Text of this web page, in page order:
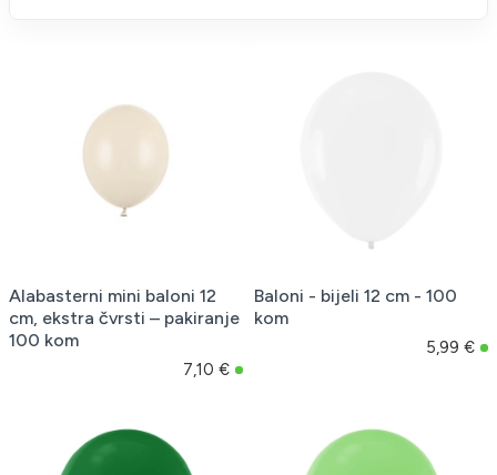
Alabasterni mini baloni 12
cm, ekstra čvrsti – pakiranje
100 kom
7,10 €
Baloni - bijeli 12 cm - 100
kom
5,99 €